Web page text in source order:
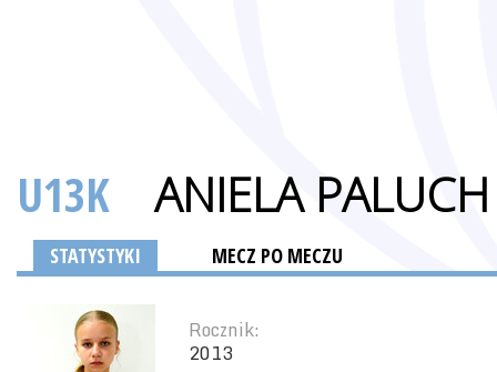
U13K ANIELA PALUCH
STATYSTYKI MECZ PO MECZU
Rocznik:
2013